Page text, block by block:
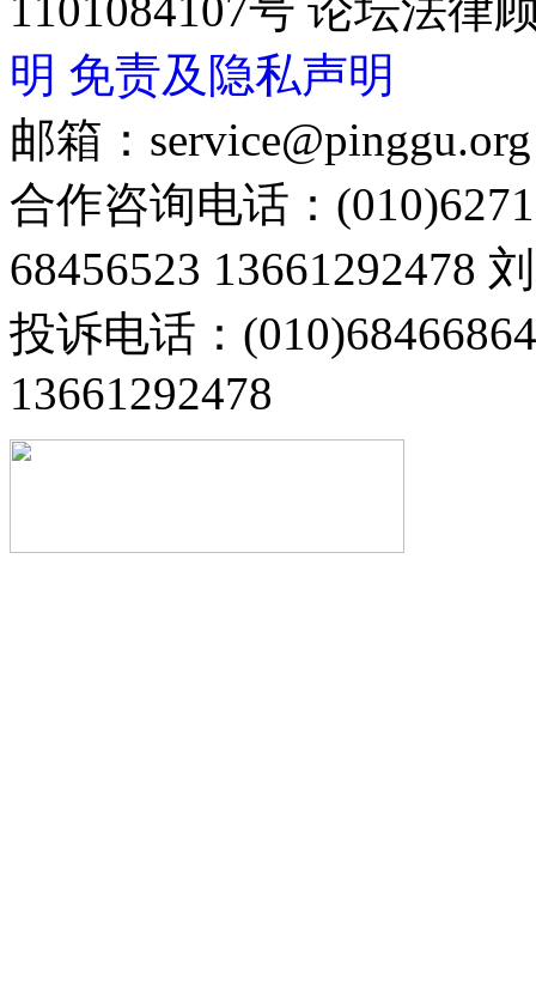
明 免责及隐私声明
邮箱：service@pinggu.org
合作咨询电话：
68456523 13661292478
投诉电话：
13661292478